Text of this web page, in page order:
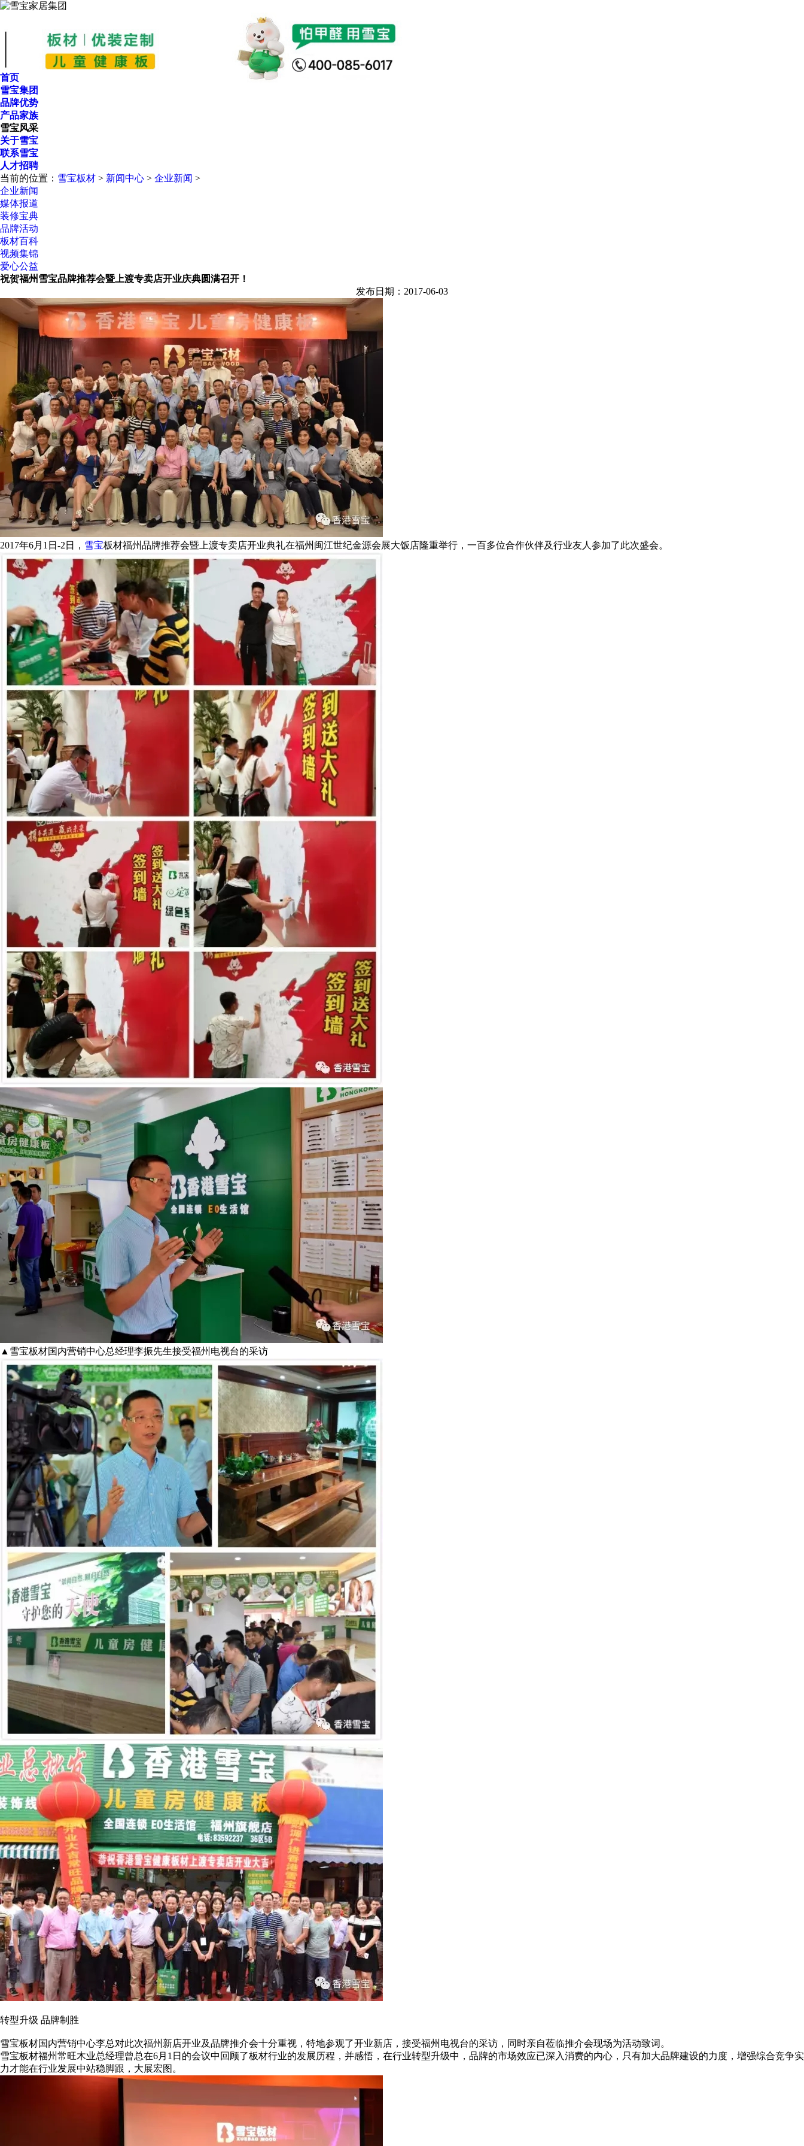
首页
雪宝集团
品牌优势
产品家族
雪宝风采
关于雪宝
联系雪宝
人才招聘
当前的位置： 雪宝板材 > 新闻中心 > 企业新闻 >
企业新闻
媒体报道
装修宝典
品牌活动
板材百科
视频集锦
爱心公益
祝贺福州雪宝品牌推荐会暨上渡专卖店开业庆典圆满召开！
发布日期：2017-06-03
2017年6月1日-2日， 雪宝板材福州品牌推荐会暨上渡专卖店开业典礼在福州闽江世纪金源会展大饭店隆重举行，一百多位合作伙伴及行业友人参加了此次盛会。
▲雪宝板材国内营销中心总经理李振先生接受福州电视台的采访
转型升级 品牌制胜
雪宝板材国内营销中心李总对此次福州新店开业及品牌推介会十分重视，特地参观了开业新店，接受福州电视台的采访，同时亲自莅临推介会现场为活动致词。
雪宝板材福州常旺木业总经理曾总在6月1日的会议中回顾了板材行业的发展历程，并感悟，在行业转型升级中，品牌的市场效应已深入消费的内心，只有加大品牌建设的力度，增强综合竞争实
力才能在行业发展中站稳脚跟，大展宏图。